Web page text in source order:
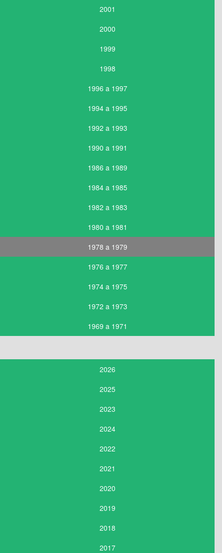
2001
2000
1999
1998
1996 a 1997
1994 a 1995
1992 a 1993
1990 a 1991
1986 a 1989
1984 a 1985
1982 a 1983
1980 a 1981
1978 a 1979
1976 a 1977
1974 a 1975
1972 a 1973
1969 a 1971
2026
2025
2023
2024
2022
2021
2020
2019
2018
2017